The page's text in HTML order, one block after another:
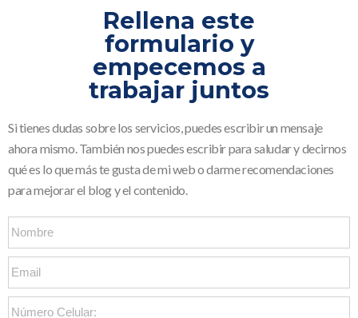
Rellena este
formulario y
empecemos a
trabajar juntos
Si tienes dudas sobre los servicios, puedes escribir un mensaje
ahora mismo. También nos puedes escribir para saludar y decirnos
qué es lo que más te gusta de mi web o darme recomendaciones
para mejorar el blog y el contenido.